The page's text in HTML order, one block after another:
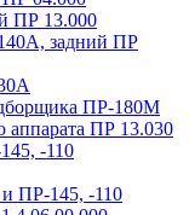
ПР 13.000
задний ПР
ПР-180М
ПР 13.030
-110
ПР-145, -110